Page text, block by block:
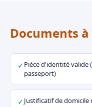
Documents
✓ Pièce d'identité valide
passeport)
✓Justificatif de domicile